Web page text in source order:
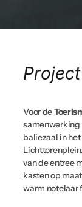
Voor de
baliezaal in
van de entree
kasten op
warm notelaar